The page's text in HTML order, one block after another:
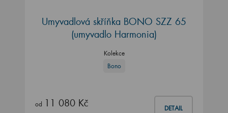
Umyvadlová skříňka BONO SZZ 65
(umyvadlo Harmonia)
Kolekce
Bono
od 11 080 Kč DETAIL